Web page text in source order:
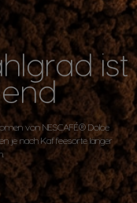
ist
von NESCAFÉ® Dolce
je nach Kaffeesorte länger